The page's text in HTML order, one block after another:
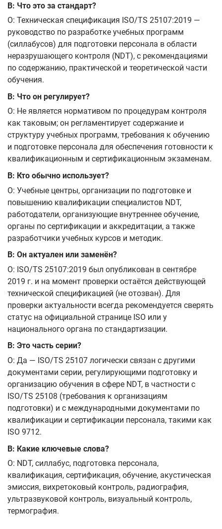
В: Что это за стандарт?
О: Техническая спецификация ISO/TS 25107:2019 —
руководство по разработке учебных программ
(силлабусов) для подготовки персонала в области
неразрушающего контроля (NDT), с рекомендациями
по содержанию, практической и теоретической части
обучения.
В: Что он регулирует?
О: Не является нормативом по процедурам контроля
как таковым; он регламентирует содержание и
структуру учебных программ, требования к обучению
и подготовке персонала для обеспечения готовности к
квалификационным и сертификационным экзаменам.
В: Кто обычно использует?
О: Учебные центры, организации по подготовке и
повышению квалификации специалистов NDT,
работодатели, организующие внутреннее обучение,
органы по сертификации и аккредитации, а также
разработчики учебных курсов и методик.
В: Он актуален или заменён?
О: ISO/TS 25107:2019 был опубликован в сентябре
2019 г. и на момент проверки остаётся действующей
технической спецификацией (не отозван). Для
проверки актуальности всегда рекомендуется сверять
статус на официальной странице ISO или у
национального органа по стандартизации.
В: Это часть серии?
О: Да — ISO/TS 25107 логически связан с другими
документами серии, регулирующими подготовку и
организацию обучения в сфере NDT, в частности с
ISO/TS 25108 (требования к организациям
подготовки) и с международными документами по
квалификации и сертификации персонала, такими как
ISO 9712.
В: Какие ключевые слова?
О: NDT, силлабус, подготовка персонала,
квалификация, сертификация, обучение, акустическая
эмиссия, вихретоковый контроль, радиография,
ультразвуковой контроль, визуальный контроль,
термография.